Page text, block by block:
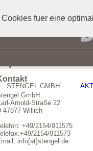
fuer eine
STENGEL GMBH
GmbH
Arnold-Straße 22
47877 Willich
+49/2154/911575
2154/911573
info[at]stengel.de